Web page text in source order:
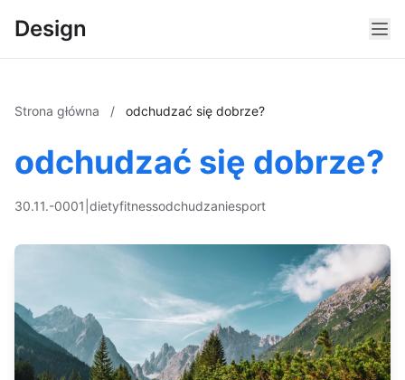
Design
Strona główna / odchudzać się dobrze?
odchudzać się dobrze?
30.11.-0001 dietyfitnessodchudzaniesport